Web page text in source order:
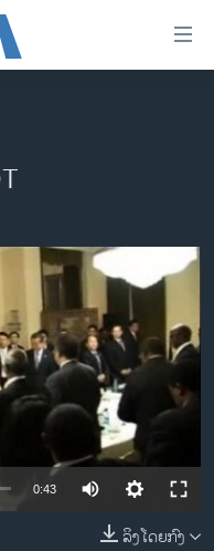
available
0:43
ລິງໂດຍກົງ